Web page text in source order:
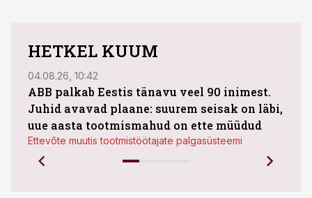
HETKEL KUUM
04.08.26, 10:42
ABB palkab Eestis tänavu veel 90 inimest.
Juhid avavad plaane: suurem seisak on läbi,
uue aasta tootmismahud on ette müüdud
Ettevõte muutis tootmistöötajate palgasüsteemi